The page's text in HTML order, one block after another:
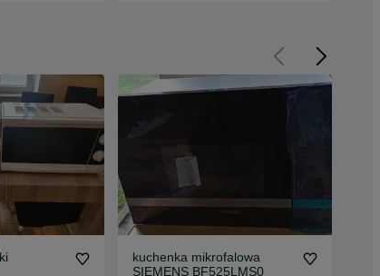
kuchenka mikrofalowa
SIEMENS BF525LMS0